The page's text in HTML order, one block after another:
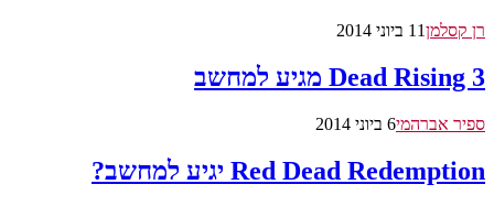
רן קסלמן11 ביוני 2014
Dead Rising 3 מגיע למחשב
ספיר אברהמי6 ביוני 2014
Red Dead Redemption יגיע למחשב?